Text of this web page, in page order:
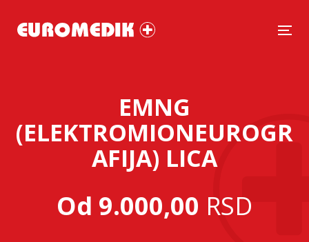
EMNG
(ELEKTROMIONEUROGR
AFIJA) LICA
Od 9.000,00 RSD